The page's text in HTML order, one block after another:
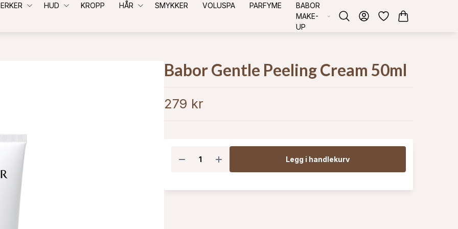
HUD KROPP HÅR SMYKKER VOLUSPA PARFYME
BABOR
MAKE-
UP
Babor Gentle Peeling Cream 50ml
279 kr
Legg i handlekurv